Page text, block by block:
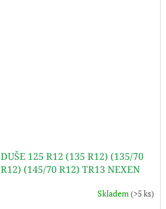
DUŠE 125 R12 (135 R12) (135/70
R12) (145/70 R12) TR13 NEXEN
Skladem(>5 ks)